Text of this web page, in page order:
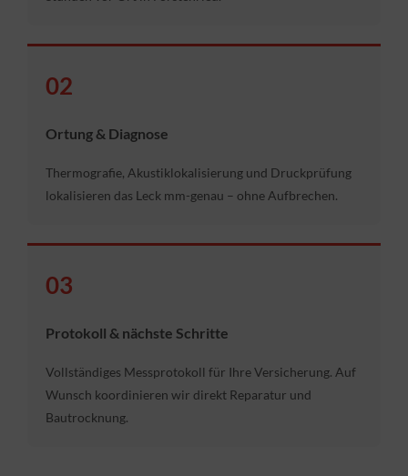
02
Ortung & Diagnose
Thermografie, Akustiklokalisierung und Druckprüfung
lokalisieren das Leck mm-genau – ohne Aufbrechen.
03
Protokoll & nächste Schritte
Vollständiges Messprotokoll für Ihre Versicherung. Auf
Wunsch koordinieren wir direkt Reparatur und
Bautrocknung.